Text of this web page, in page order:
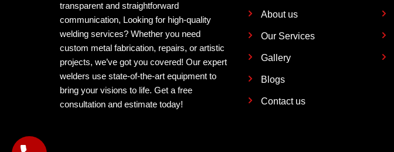
transparent and straightforward
communication, Looking for high-quality
welding services? Whether you need
custom metal fabrication, repairs, or artistic
projects, we’ve got you covered! Our expert
welders use state-of-the-art equipment to
bring your visions to life. Get a free
consultation and estimate today!
About us
Our Services
Gallery
Blogs
Contact us